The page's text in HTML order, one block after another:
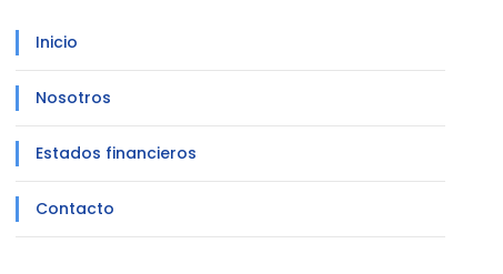
Inicio
Nosotros
Estados financieros
Contacto